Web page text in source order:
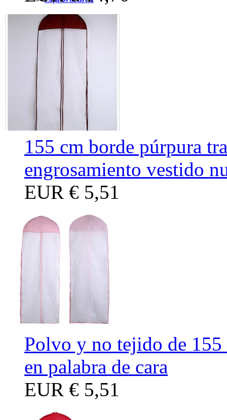
Sujetador desnudo
Bolso de la boda
Flores de boda
Peluca
Bufanda
Adorno
155 cm borde púrpura
engrosamiento vestido
EUR € 5,51
Polvo y no tejido de 155
en palabra de cara
EUR € 5,51